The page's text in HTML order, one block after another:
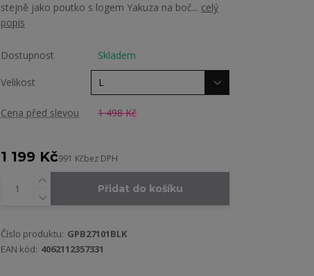
stejně jako poutko s logem Yakuza na boč... celý
popis
Dostupnost Skladem
Velikost
Cena před slevou 1 498 Kč
1 199 Kč991 Kčbez DPH
Přidat do košíku
Číslo produktu: GPB27101BLK
EAN kód: 4062112357331